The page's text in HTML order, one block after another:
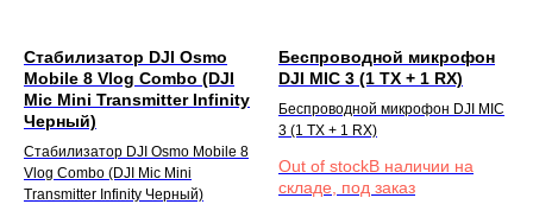
Стабилизатор DJI Osmo
Mobile 8 Vlog Combo (DJI
Mic Mini Transmitter Infinity
Черный)
Стабилизатор DJI Osmo Mobile 8
Vlog Combo (DJI Mic Mini
Transmitter Infinity Черный)
Беспроводной микрофон
DJI MIC 3 (1 TX + 1 RX)
Беспроводной микрофон DJI MIC
3 (1 TX + 1 RX)
Out of stock